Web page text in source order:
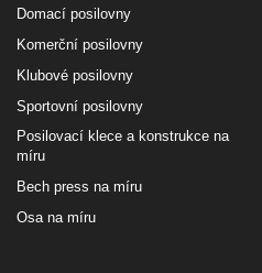
Domací posilovny
Komerční posilovny
Klubové posilovny
Sportovní posilovny
Posilovací klece a konstrukce na
míru
Bech press na míru
Osa na míru